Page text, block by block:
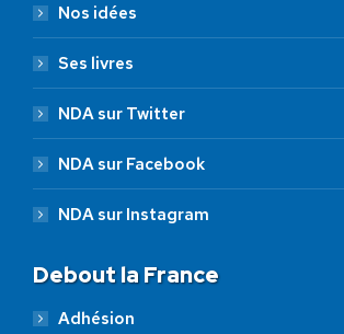
Nos idées
Ses livres
NDA sur Twitter
NDA sur Facebook
NDA sur Instagram
Debout la France
Adhésion